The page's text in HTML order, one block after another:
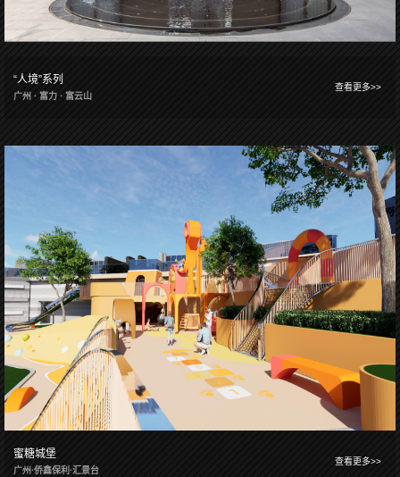
“人境”系列
广州 · 富力 · 富云山
查看更多>>
蜜糖城堡
广州·侨鑫保利·汇景台
查看更多>>